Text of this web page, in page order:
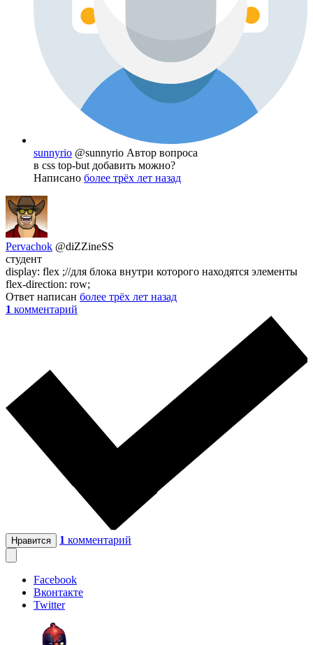
sunnyrio @sunnyrio Автор вопроса
в css top-but добавить можно?
Написано более трёх лет назад
Pervachok @diZZineSS
студент
display: flex ;//для блока внутри которого находятся элементы
flex-direction: row;
Ответ написан более трёх лет назад
1 комментарий
Нравится 1 комментарий
Facebook
Вконтакте
Twitter